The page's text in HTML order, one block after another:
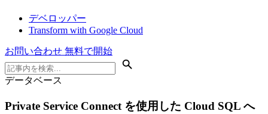
デベロッパー
Transform with Google Cloud
お問い合わせ 無料で開始
データベース
Private Service Connect を使用した Cloud SQL へ